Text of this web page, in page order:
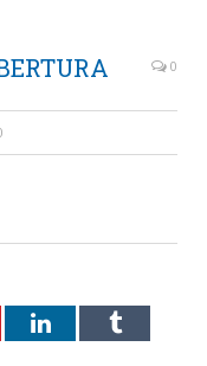
0
LinkedInTumblr